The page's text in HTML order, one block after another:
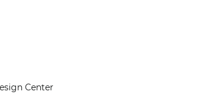
Center